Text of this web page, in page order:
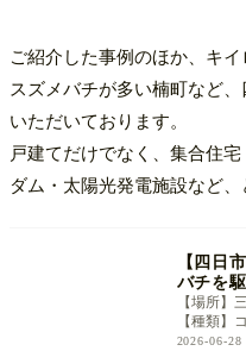
ご紹介した事例のほか、キ
スズメバチが多い楠町など
いただいております。
戸建てだけでなく、集合住
ダム・太陽光発電施設など
【四日
バチを
【場所】
【種類】
の上に粉
2026-06-28